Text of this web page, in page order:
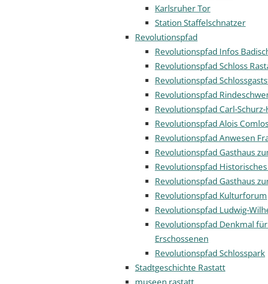
Karlsruher Tor
Station Staffelschnatzer
Revolutionspfad
Revolutionspfad Infos
Revolutionspfad Schloss
Revolutionspfad
Revolutionspfad
Revolutionspfad Carl-Schurz-
Revolutionspfad Alois
Revolutionspfad Anwesen
Revolutionspfad Gasthaus
Revolutionspfad
Revolutionspfad Gasthaus
Revolutionspfad Kulturforum
Revolutionspfad Ludwig-
Revolutionspfad Denkmal
Erschossenen
Revolutionspfad Schlosspark
Stadtgeschichte Rastatt